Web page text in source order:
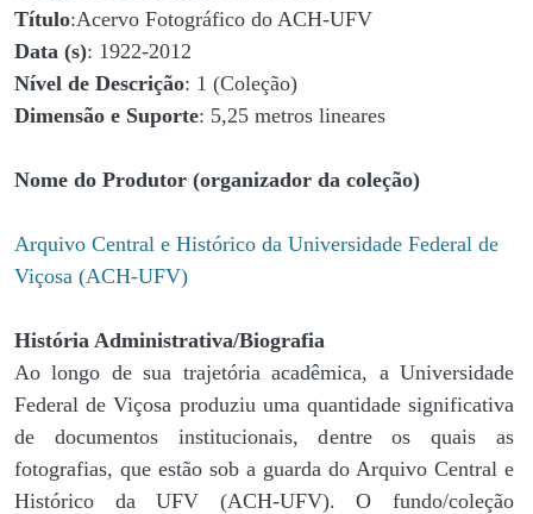
Título:Acervo Fotográfico do ACH-UFV
Data (s): 1922-2012
Nível de Descrição: 1 (Coleção)
Dimensão e Suporte: 5,25 metros lineares
Nome do Produtor (organizador da coleção)
Arquivo Central e Histórico da Universidade Federal de
Viçosa (ACH-UFV)
História Administrativa/Biografia
Ao longo de sua trajetória acadêmica, a Universidade
Federal de Viçosa produziu uma quantidade significativa
de documentos institucionais, dentre os quais as
fotografias, que estão sob a guarda do Arquivo Central e
Histórico da UFV (ACH-UFV). O fundo/coleção